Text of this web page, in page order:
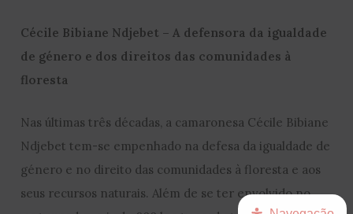
Cécile Bibiane Ndjebet – A defensora da igualdade
de género e dos direitos das comunidades à
floresta
Nas últimas três décadas, a camaronesa Cécile Bibiane
Ndjebet tem-se empenhado na defesa da igualdade de
género e no direito das comunidades à floresta e aos
seus recursos naturais. Além de se ter envolvido no